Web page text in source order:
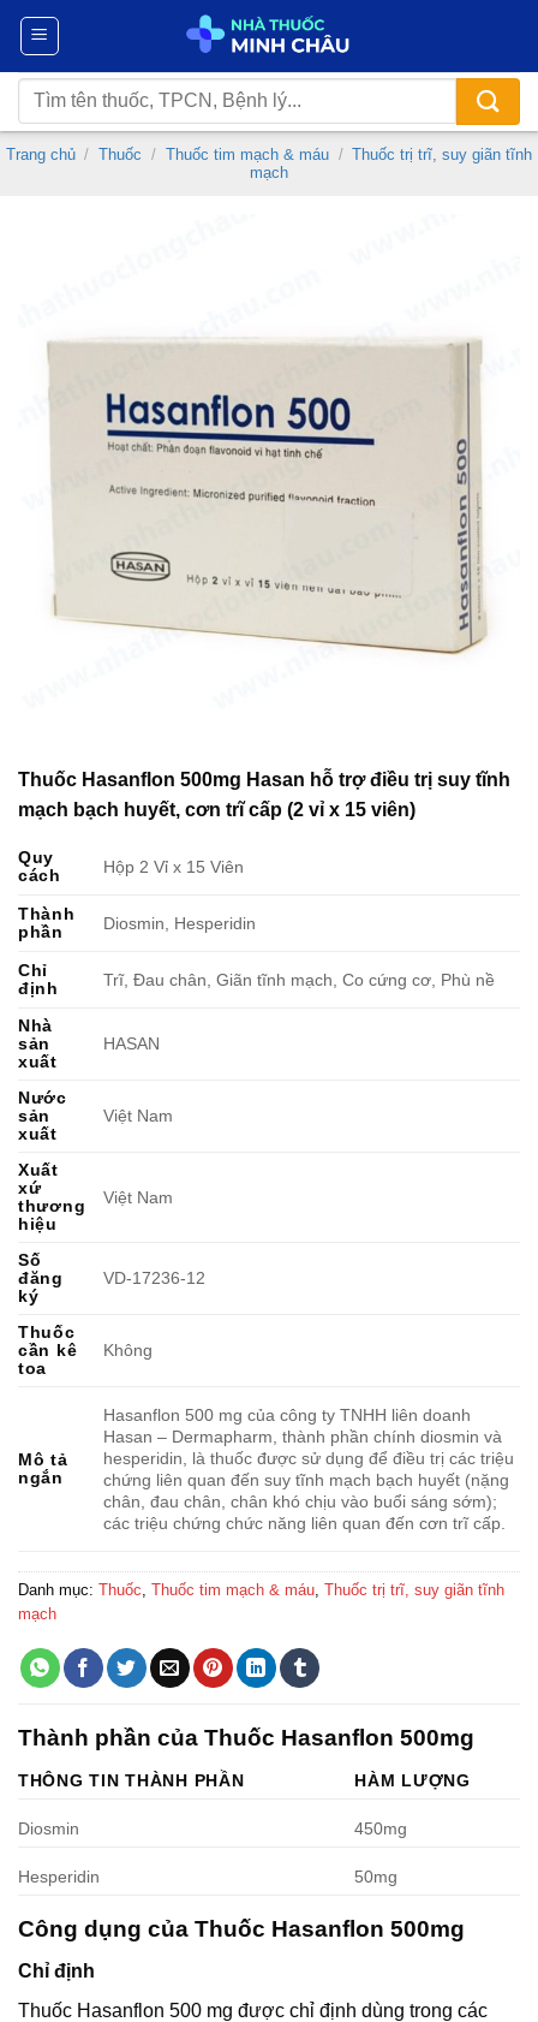
Chuyển
nội
dung
Tìm
kiếm:
Trang chủ / Thuốc / Thuốc tim mạch & máu / Thuốc trị trĩ, suy giãn tĩnh
mạch
Thuốc Hasanflon 500mg Hasan hỗ trợ điều trị suy tĩnh
mạch bạch huyết, cơn trĩ cấp (2 vỉ x 15 viên)
Quy
cách
Hộp 2 Vỉ x 15 Viên
Thành
phần
Diosmin, Hesperidin
Chỉ
định
Trĩ, Đau chân, Giãn tĩnh mạch, Co cứng cơ, Phù nề
Nhà
sản
xuất
HASAN
Nước
sản
xuất
Việt Nam
Xuất
xứ
thương
hiệu
Việt Nam
Số
đăng
ký
VD-17236-12
Thuốc
cần kê
toa
Không
Mô tả
ngắn
Hasanflon 500 mg của công ty TNHH liên doanh
Hasan – Dermapharm, thành phần chính diosmin và
hesperidin, là thuốc được sử dụng để điều trị các triệu
chứng liên quan đến suy tĩnh mạch bạch huyết (nặng
chân, đau chân, chân khó chịu vào buổi sáng sớm);
các triệu chứng chức năng liên quan đến cơn trĩ cấp.
Danh mục: Thuốc Thuốc tim mạch & máu Thuốc trị trĩ, suy giãn tĩnh
mạch
Thành phần của Thuốc Hasanflon 500mg
THÔNG TIN THÀNH PHẦN HÀM LƯỢNG
Diosmin 450mg
Hesperidin 50mg
Công dụng của Thuốc Hasanflon 500mg
Chỉ định
Thuốc Hasanflon 500 mg được chỉ định dùng trong các